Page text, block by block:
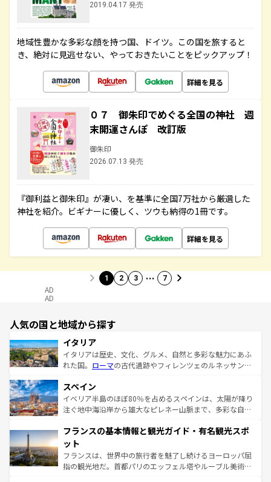
2019.04.17 発売
地域性豊かな多彩な顔を持つ国、ドイツ。この国を旅すると
き、絶対に見逃せない、やっておきたいことをピックアップ！
詳細を見る
０７ 御朱印でめぐる全国の神社 週
末開運さんぽ 改訂版
御朱印
2026.07.13 発売
『御利益と御朱印』が凄い、を基準に全国7万社から厳選した
神社を紹介。ビギナーに優しく、ツウも納得の1冊です。
詳細を見る
1 2 3 … 7
AD
AD
人気の国と地域から探す
イタリア
イタリアは歴史、文化、グルメ、自然と多彩な魅力にあふ
れた国。 ローマの古代遺跡やフィレンツェのルネッサンス
ろん、トスカーナの美しい田園風景やアマルフィ海岸の絶
景など、自然景観も見逃せない。観光の合間には、本場の
ピザやパスタなど、絶品のイタリア料理を堪能することも
ませてくれるイタリアで、忘れられない旅をしてみよう！
なお、新着のイタリア情報は
しい。
スペイン
イベリア半島のほぼ80％を占めるスペインは、太陽が降り
注ぐ地中海沿岸から雄大なピレネー山脈まで、多彩な自然
文化が根付くこの国では、情熱的なフラメンコ、熱気あふ
れる闘牛、そして美味しいタパスが生活の一部となってい
る。首都マドリードの洗練された雰囲気や、バルセロナの
アートに溢れた街角から、地方では古代ローマ遺跡や中世
フランスの基本情報と観光ガイド・有名観光スポ
ット
フランスは、世界中の旅行者を魅了し続けるヨーロッパ屈
指の観光地だ。首都パリのエッフェル塔やルーブル美術館